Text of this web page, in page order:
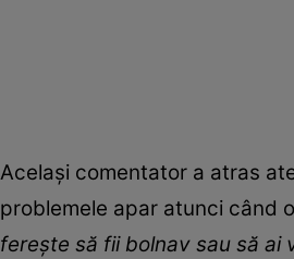
Același comentator a atras
problemele apar atunci când
ferește să fii bolnav sau să ai